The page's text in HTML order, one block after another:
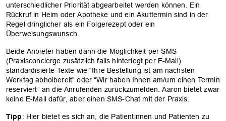
unterschiedlicher Priorität abgearbeitet werden können. Ein
Rückruf in Heim oder Apotheke und ein Akuttermin sind in der
Regel dringlicher als ein Folgerezept oder ein
Überweisungswunsch.
Beide Anbieter haben dann die Möglichkeit per SMS
(Praxisconcierge zusätzlich falls hinterlegt per E-Mail)
standardisierte Texte wie “Ihre Bestellung ist am nächsten
Werktag abholbereit” oder “Wir haben Ihnen am/um einen Termin
reserviert” an die Anrufenden zurückzumelden. Aaron bietet zwar
keine E-Mail dafür, aber einen SMS-Chat mit der Praxis.
Tipp: Hier bietet es sich an, die Patientinnen und Patienten zu